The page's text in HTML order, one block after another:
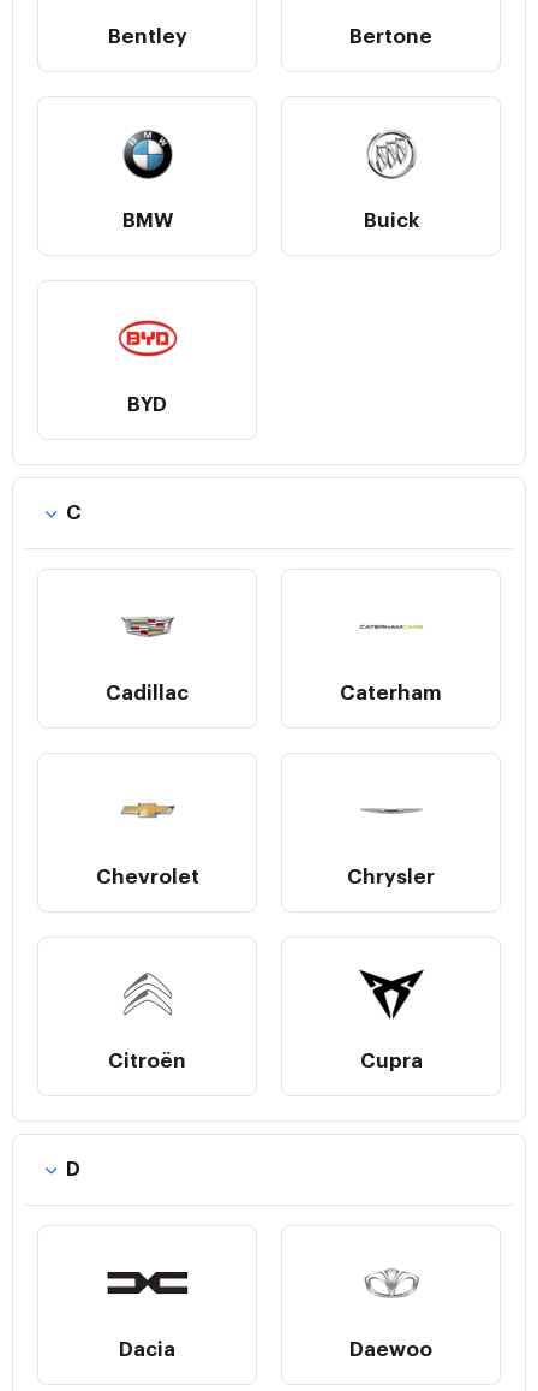
Bentley Bertone
BMW Buick
BYD
C
Cadillac Caterham
Chevrolet Chrysler
Citroën Cupra
D
Dacia Daewoo